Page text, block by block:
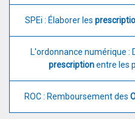
SPEi : Élaborer les
L'ordonnance numérique :
prescriptionentre les
ROC : Remboursement des